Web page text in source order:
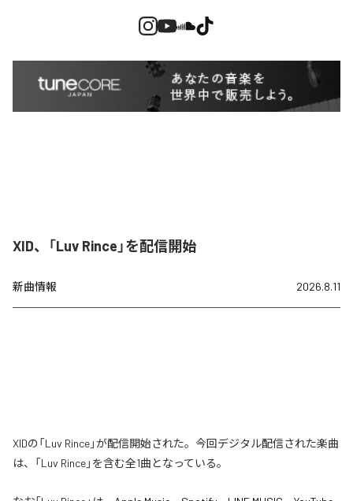
XID、「Luv Rince」を配信開始
新曲情報 2026.8.11
XIDの「Luv Rince」が配信開始された。今回デジタル配信された楽曲
は、「Luv Rince」を含む全1曲となっている。